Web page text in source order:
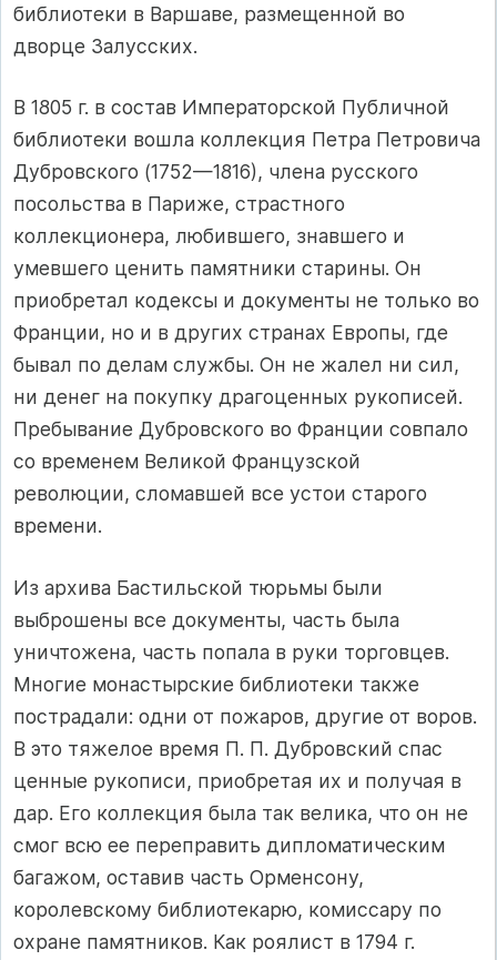
библиотеки в Варшаве, размещенной во
дворце Залусских.
В 1805 г. в состав Императорской Публичной
библиотеки вошла коллекция Петра Петровича
Дубровского (1752—1816), члена русского
посольства в Париже, страстного
коллекционера, любившего, знавшего и
умевшего ценить памятники старины. Он
приобретал кодексы и документы не только во
Франции, но и в других странах Европы, где
бывал по делам службы. Он не жалел ни сил,
ни денег на покупку драгоценных рукописей.
Пребывание Дубровского во Франции совпало
со временем Великой Французской
революции, сломавшей все устои старого
времени.
Из архива Бастильской тюрьмы были
выброшены все документы, часть была
уничтожена, часть попала в руки торговцев.
Многие монастырские библиотеки также
пострадали: одни от пожаров, другие от воров.
В это тяжелое время П. П. Дубровский спас
ценные рукописи, приобретая их и получая в
дар. Его коллекция была так велика, что он не
смог всю ее переправить дипломатическим
багажом, оставив часть Орменсону,
королевскому библиотекарю, комиссару по
охране памятников. Как роялист в 1794 г.